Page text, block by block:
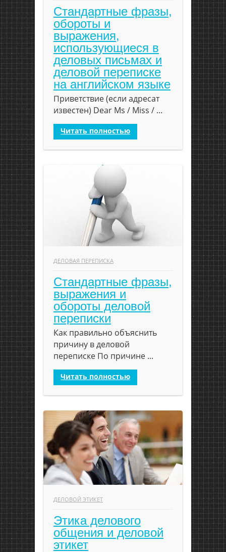
Стандартные фразы,
обороты и
выражения,
использующиеся в
деловых письмах и
деловой переписке
на английском языке
Приветствие (если адресат
известен) Dear Ms / Miss / ...
Читать полностью
ДЕЛОВАЯ ПЕРЕПИСКА
Стандартные фразы,
выражения и
обороты деловой
переписки
Как правильно объяснить
причину в деловой
переписке По причине ...
Читать полностью
ДЕЛОВОЙ ЭТИКЕТ
Этика делового
общения и деловой
этикет